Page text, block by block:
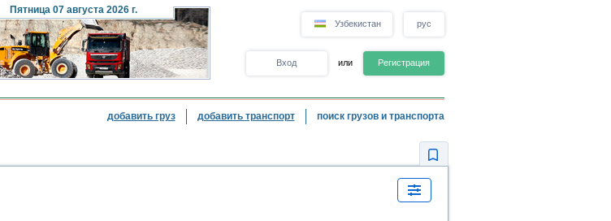
Пятница07 августа 2026 г.
Узбекистан рус
Вход или Регистрация
добавить груз добавить транспорт поиск грузов и транспорта